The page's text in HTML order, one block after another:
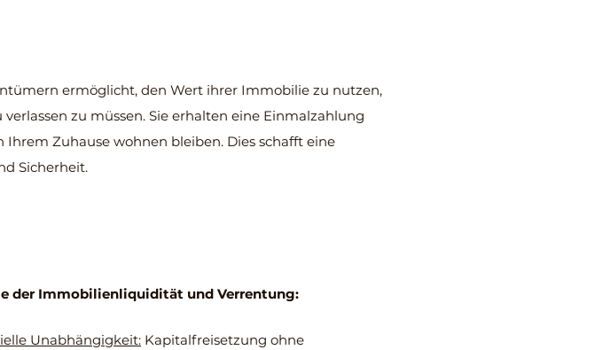
ermöglicht, den Wert ihrer Immobilie zu nutzen,
zu müssen. Sie erhalten eine Einmalzahlung
Zuhause wohnen bleiben. Dies schafft eine
Sicherheit.
der Immobilienliquidität und Verrentung:
Unabhängigkeit: Kapitalfreisetzung ohne